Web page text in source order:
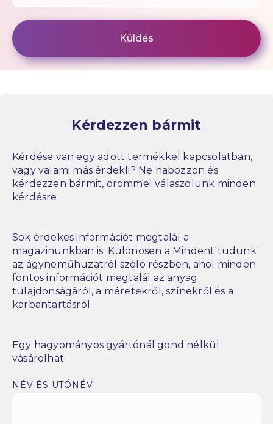
Kérdezzen bármit
Kérdése van egy adott termékkel kapcsolatban,
vagy valami más érdekli? Ne habozzon és
kérdezzen bármit, örömmel válaszolunk minden
kérdésre.
Sok érdekes információt megtalál a
magazinunkban is. Különösen a Mindent tudunk
az ágyneműhuzatról szóló részben, ahol minden
fontos információt megtalál az anyag
tulajdonságáról, a méretekről, színekről és a
karbantartásról.
Egy hagyományos gyártónál gond nélkül
vásárolhat.
NÉV ÉS UTÓNÉV